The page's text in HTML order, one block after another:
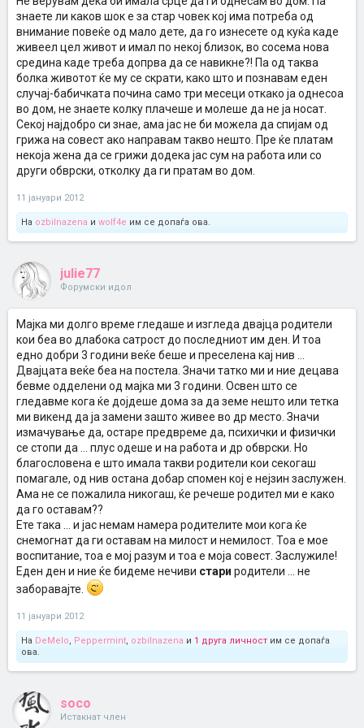
знаете ли каков шок е за стар човек кој има потреба од
внимание повеќе од мало дете, да го изнесете од куќа каде
живеел цел живот и имал по некој близок, во сосема нова
средина каде треба допрва да се навикне?! Па од таква
болка животот ќе му се скрати, како што и познавам еден
случај-бабичката почина само три месеци откако ја однесоа
во дом, не знаете колку плачеше и молеше да не ја носат.
Секој најдобро си знае, ама јас не би можела да спијам од
грижа на совест ако направам такво нешто. Пре ќе платам
некоја жена да се грижи додека јас сум на работа или со
други обврски, отколку да ги пратам во дом.
11 јануари 2012
На ozbilnazena и wolf4e им се допаѓа ова.
julie77
Форумски идол
Мајка ми долго време гледаше и изгледа двајца родители
кои беа во длабока сатрост до последниот им ден. И тоа
едно добри 3 години веќе беше и преселена кај нив ...
Двајцата веќе беа на постела. Значи татко ми и ние децава
бевме одделени од мајка ми 3 години. Освен што се
гледавме кога ќе дојдеше дома за да земе нешто или тетка
ми викенд да ја замени зашто живее во др место. Значи
измачување да, остаре предвреме да, психички и физички
се стопи да ... плус одеше и на работа и др обврски. Но
благословена е што имала такви родители кои секогаш
помагале, од нив остана добар спомен кој е нејзин заслужен.
Ама не се пожалила никогаш, ќе речеше родител ми е како
да го оставам??
Ете така ... и јас немам намера родителите мои кога ќе
снемогнат да ги оставам на милост и немилост. Тоа е мое
воспитание, тоа е мој разум и тоа е моја совест. Заслужиле!
Еден ден и ние ќе бидеме нечиви стари родители ... не
заборавајте.
11 јануари 2012
На DeMelo, Peppermint, ozbilnazena и 1 друга личност им се допаѓа
ова.
soco
Истакнат член